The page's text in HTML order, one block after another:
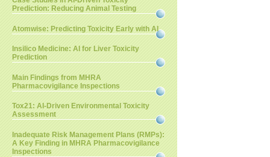
Prediction: Reducing Animal Testing
Atomwise: Predicting Toxicity Early with AI
Insilico Medicine: AI for Liver Toxicity
Prediction
Main Findings from MHRA
Pharmacovigilance Inspections
Tox21: AI-Driven Environmental Toxicity
Assessment
Inadequate Risk Management Plans (RMPs):
A Key Finding in MHRA Pharmacovigilance
Inspections